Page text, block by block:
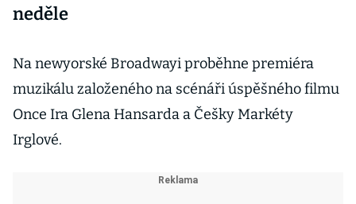
neděle
Na newyorské Broadwayi proběhne premiéra
muzikálu založeného na scénáři úspěšného filmu
Once Ira Glena Hansarda a Češky Markéty
Irglové.